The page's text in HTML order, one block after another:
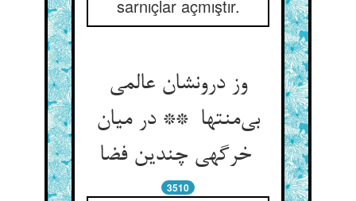
sarnıçlar açmıştır.
وز درونشان عالمی
بی‌منتها ** در میان
خرگهی چندین فضا
3510